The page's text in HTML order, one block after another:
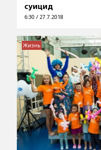
суицид
6:30 / 27.7.2018
Жизнь